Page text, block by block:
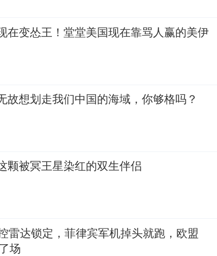
在变怂王！堂堂美国现在靠骂人赢的美伊
故想划走我们中国的海域，你够格吗？
被冥王星染红的双生伴侣
雷达锁定，菲律宾军机掉头就跑，欧盟
场